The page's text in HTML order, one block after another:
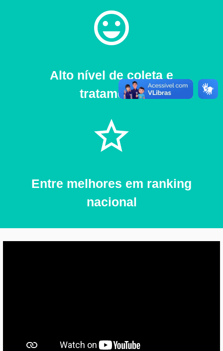
sentiment_very_satisfied
Alto nível de coleta e
tratamento
star_border
Entre melhores em ranking
nacional